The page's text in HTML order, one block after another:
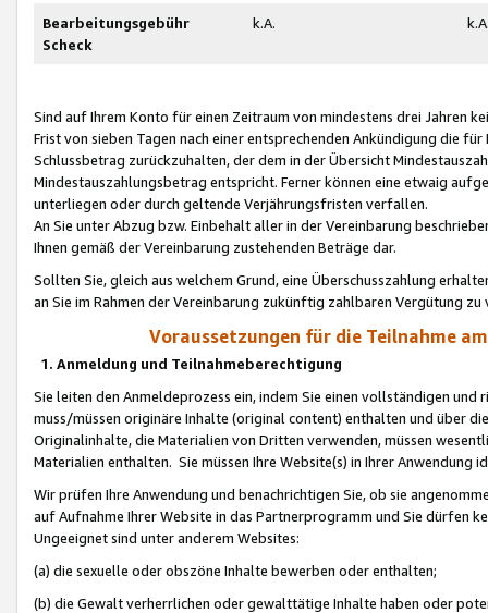
Bearbeitungsgebühr
Scheck
k.A.
Sind auf Ihrem Konto für einen Zeitraum von mindestens drei Jahren
Frist von sieben Tagen nach einer entsprechenden Ankündigung die
Schlussbetrag zurückzuhalten, der dem in der Übersicht
Mindestauszahlungsbetrag entspricht. Ferner können eine etwaig
unterliegen oder durch geltende Verjährungsfristen verfallen.
An Sie unter Abzug bzw. Einbehalt aller in der Vereinbarung
Ihnen gemäß der Vereinbarung zustehenden Beträge dar.
Sollten Sie, gleich aus welchem Grund, eine Überschusszahlung
an Sie im Rahmen der Vereinbarung zukünftig zahlbaren Vergütung zu
Voraussetzungen für die Teilnahme
1. Anmeldung und Teilnahmeberechtigung
Sie leiten den Anmeldeprozess ein, indem Sie einen vollständigen
muss/müssen originäre Inhalte (original content) enthalten und über
Originalinhalte, die Materialien von Dritten verwenden, müssen
Materialien enthalten. Sie müssen Ihre Website(s) in Ihrer Anwendung
Wir prüfen Ihre Anwendung und benachrichtigen Sie, ob sie
auf Aufnahme Ihrer Website in das Partnerprogramm und Sie dürfen
Ungeeignet sind unter anderem Websites:
(a) die sexuelle oder obszöne Inhalte bewerben oder enthalten;
(b) die Gewalt verherrlichen oder gewalttätige Inhalte haben oder